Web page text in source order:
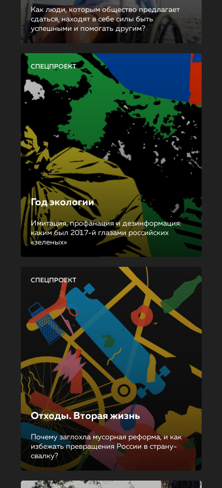
Как люди, которым общество предлагает
сдаться, находят в себе силы быть
успешными и помогать другим?
СПЕЦПРОЕКТ
Год экологии
Имитация, профанация и дезинформация:
каким был 2017-й глазами российских
«зеленых»
СПЕЦПРОЕКТ
Отходы. Вторая жизнь
Почему заглохла мусорная реформа, и как
избежать превращения России в страну-
свалку?